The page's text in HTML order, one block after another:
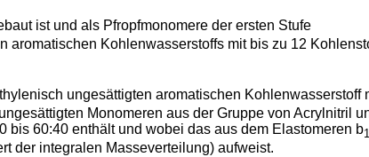
ist und als Pfropfmonomere der ersten Stufe
aromatischen Kohlenwasserstoffs mit bis zu 12
ungesättigten aromatischen Kohlenwasserstoff
Monomeren aus der Gruppe von Acrylnitril
bis 60:40 enthält und wobei das aus dem Elastomeren b1
der integralen Masseverteilung) aufweist.